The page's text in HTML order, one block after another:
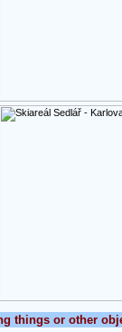
things or other